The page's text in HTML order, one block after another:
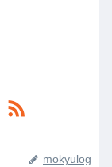
mokyulog